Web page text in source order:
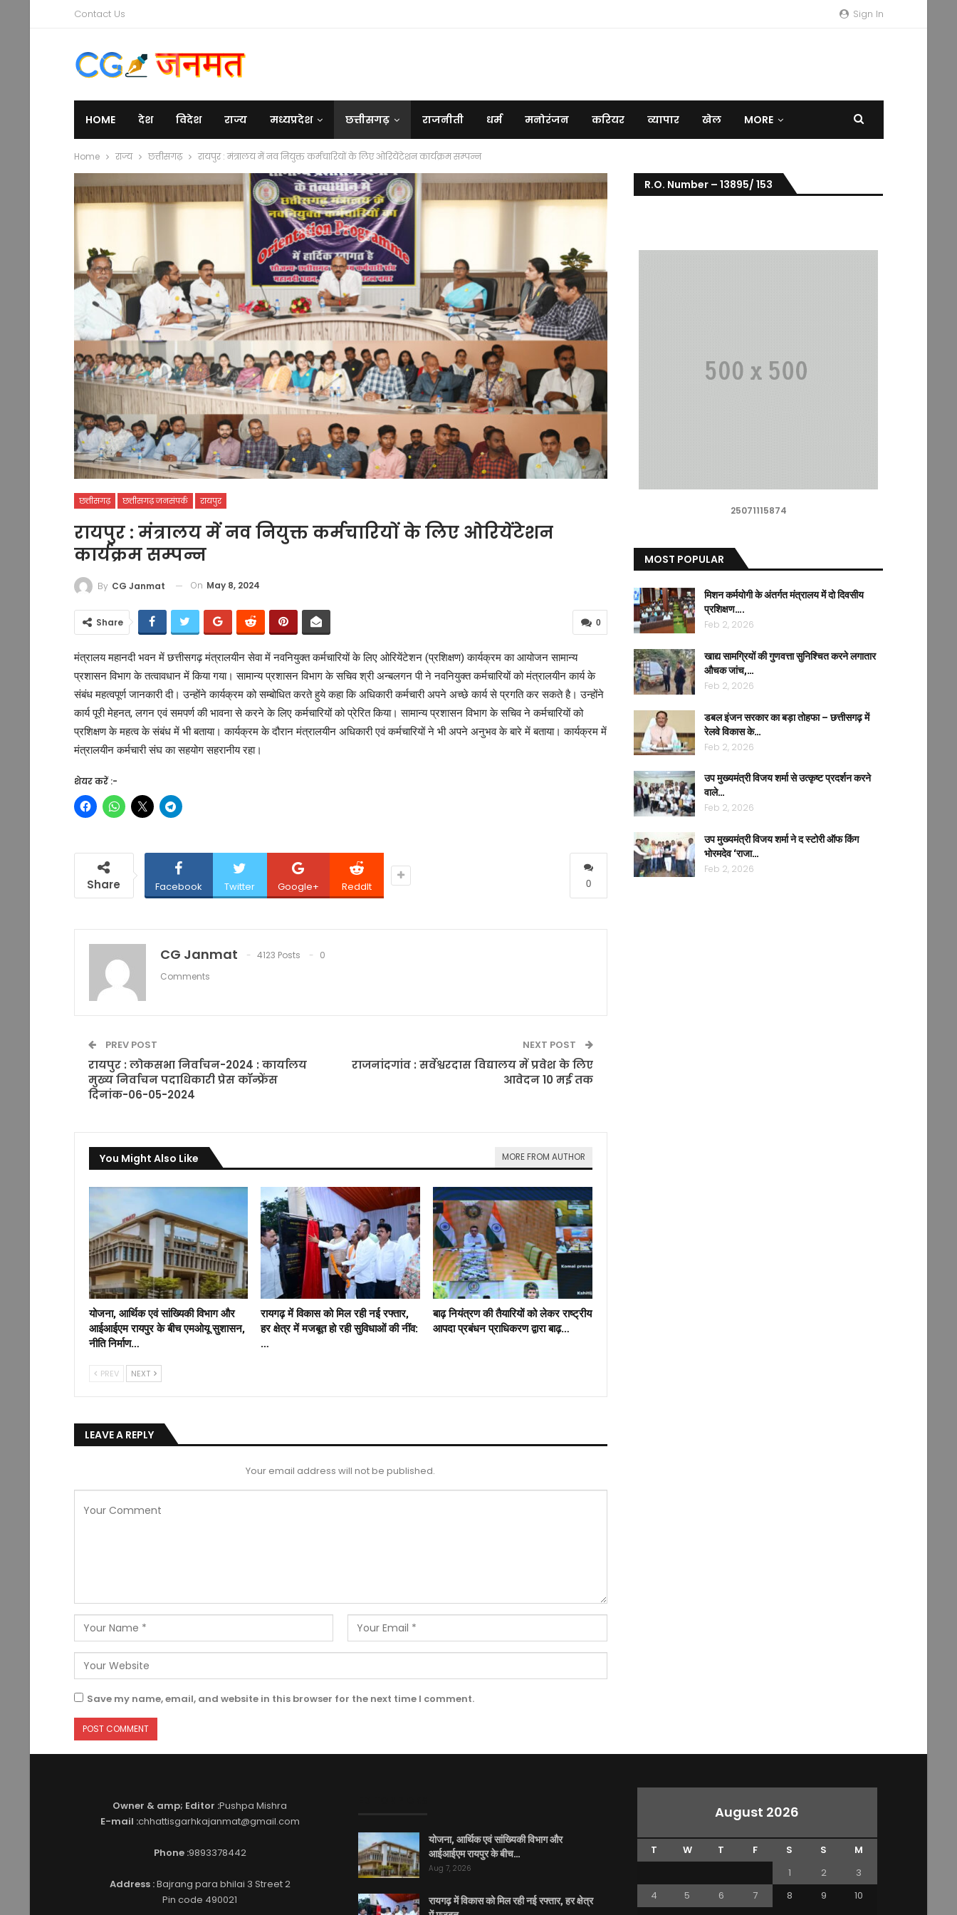
Sign In
Contact Us
HOME देश विदेश राज्य मध्यप्रदेश छत्तीसगढ़ राजनीती धर्म मनोरंजन करियर व्यापार खेल MORE
Home राज्य छत्तीसगढ़ रायपुर : मंत्रालय में नव नियुक्त कर्मचारियों के लिए ओरियेंटेशन कार्यक्रम सम्पन्न
छत्तीसगढ़ छत्तीसगढ़ जनसंपर्क रायपुर
रायपुर : मंत्रालय में नव नियुक्त कर्मचारियों के लिए ओरियेंटेशन
कार्यक्रम सम्पन्न
By CG Janmat On May 8, 2024
0
Share
मंत्रालय महानदी भवन में छत्तीसगढ़ मंत्रालयीन सेवा में नवनियुक्त कर्मचारियों के लिए ओरियेंटेशन (प्रशिक्षण) कार्यक्रम का आयोजन सामान्य
प्रशासन विभाग के तत्वावधान में किया गया। सामान्य प्रशासन विभाग के सचिव श्री अन्बलगन पी ने नवनियुक्त कर्मचारियों को मंत्रालयीन कार्य के
संबंध महत्वपूर्ण जानकारी दी। उन्होंने कार्यक्रम को सम्बोधित करते हुये कहा कि अधिकारी कर्मचारी अपने अच्छे कार्य से प्रगति कर सकते है। उन्होंने
कार्य पूरी मेहनत, लगन एवं समपर्ण की भावना से करने के लिए कर्मचारियों को प्रेरित किया। सामान्य प्रशासन विभाग के सचिव ने कर्मचारियों को
प्रशिक्षण के महत्व के संबंध में भी बताया। कार्यक्रम के दौरान मंत्रालयीन अधिकारी एवं कर्मचारियों ने भी अपने अनुभव के बारे में बताया। कार्यक्रम में
मंत्रालयीन कर्मचारी संघ का सहयोग सहरानीय रहा।
शेयर करें :-
0
Share Facebook Twitter Google+ ReddIt
CG Janmat 4123 Posts
0
Comments
PREV POST
रायपुर : लोकसभा निर्वाचन-2024 : कार्यालय
मुख्य निर्वाचन पदाधिकारी प्रेस कॉन्फ्रेंस
दिनांक-06-05-2024
NEXT POST
राजनांदगांव : सर्वेश्वरदास विद्यालय में प्रवेश के लिए
आवेदन 10 मई तक
You Might Also Like MORE FROM AUTHOR
योजना, आर्थिक एवं सांख्यिकी विभाग और
आईआईएम रायपुर के बीच एमओयू सुशासन,
नीति निर्माण…
रायगढ़ में विकास को मिल रही नई रफ्तार,
हर क्षेत्र में मजबूत हो रही सुविधाओं की नींव:
…
बाढ़ नियंत्रण की तैयारियों को लेकर राष्ट्रीय
आपदा प्रबंधन प्राधिकरण द्वारा बाढ़…
PREV NEXT
LEAVE A REPLY
Your email address will not be published.
Save my name, email, and website in this browser for the next time I comment.
R.O. Number – 13895/ 153
25071115874
MOST POPULAR
मिशन कर्मयोगी के अंतर्गत मंत्रालय में दो दिवसीय
प्रशिक्षण….
Feb 2, 2026
खाद्य सामग्रियों की गुणवत्ता सुनिश्चित करने लगातार
औचक जांच,…
Feb 2, 2026
डबल इंजन सरकार का बड़ा तोहफा – छत्तीसगढ़ में
रेलवे विकास के…
Feb 2, 2026
उप मुख्यमंत्री विजय शर्मा से उत्कृष्ट प्रदर्शन करने
वाले…
Feb 2, 2026
उप मुख्यमंत्री विजय शर्मा ने द स्टोरी ऑफ किंग
भोरमदेव ‘राजा…
Feb 2, 2026
Owner & amp; Editor :Pushpa Mishra
E-mail :chhattisgarhkajanmat@gmail.com
Phone :9893378442
Address :Bajrang para bhilai 3 Street 2
Pin code 490021
योजना, आर्थिक एवं सांख्यिकी विभाग और
आईआईएम रायपुर के बीच…
Aug 7, 2026
रायगढ़ में विकास को मिल रही नई रफ्तार, हर क्षेत्र
August 2026
T W T F S S
M
1
2
3
4
5 6 7 8 9
10